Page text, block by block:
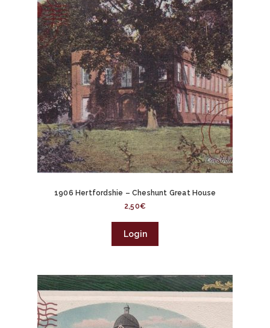
1906 Hertfordshie – Cheshunt Great House
2,50€
Login